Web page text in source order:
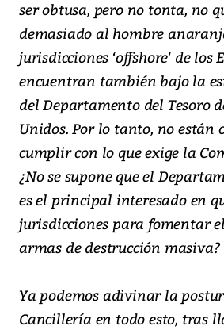
ser obtusa, pero no tonta, no
demasiado al hombre
jurisdicciones ‘offshore' de los
encuentran también bajo la
del Departamento del Tesoro
Unidos. Por lo tanto, no están
cumplir con lo que exige la
¿No se supone que el
es el principal interesado en
jurisdicciones para fomentar
armas de destrucción masiva?
Ya podemos adivinar la
Cancillería en todo esto, tras